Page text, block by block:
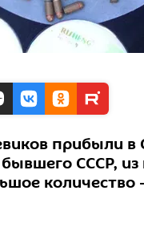
прибыли в
СССР,
количество